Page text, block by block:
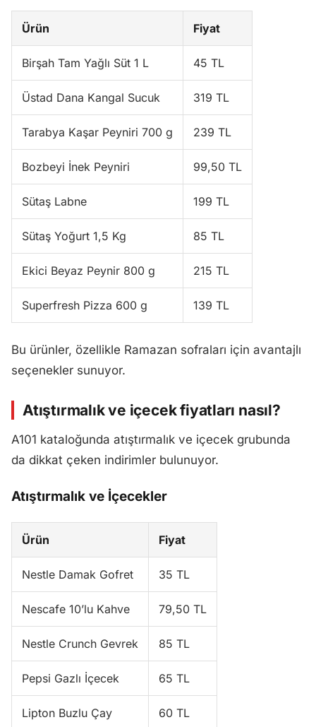
Ürün Fiyat
Birşah Tam Yağlı Süt 1 L 45 TL
Üstad Dana Kangal Sucuk 319 TL
Tarabya Kaşar Peyniri 700 g 239 TL
Bozbeyi İnek Peyniri 99,50 TL
Sütaş Labne 199 TL
Sütaş Yoğurt 1,5 Kg 85 TL
Ekici Beyaz Peynir 800 g 215 TL
Superfresh Pizza 600 g 139 TL
Bu ürünler, özellikle Ramazan sofraları için avantajlı
seçenekler sunuyor.
Atıştırmalık ve içecek fiyatları nasıl?
A101 kataloğunda atıştırmalık ve içecek grubunda
da dikkat çeken indirimler bulunuyor.
Atıştırmalık ve İçecekler
Ürün Fiyat
Nestle Damak Gofret 35 TL
Nescafe 10’lu Kahve 79,50 TL
Nestle Crunch Gevrek 85 TL
Pepsi Gazlı İçecek 65 TL
Lipton Buzlu Çay 60 TL